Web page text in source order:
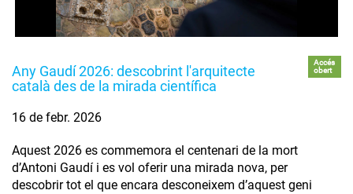
Any Gaudí 2026: descobrint l'arquitecte
català des de la mirada científica
Accés
obert
16 de febr. 2026
Aquest 2026 es commemora el centenari de la mort
d’Antoni Gaudí i es vol oferir una mirada nova, per
descobrir tot el que encara desconeixem d’aquest geni